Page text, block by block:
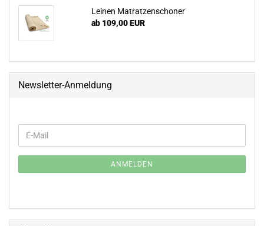
Leinen Matratzenschoner
ab 109,00 EUR
Newsletter-Anmeldung
ZUR
E-
Mail
ANMELDEN